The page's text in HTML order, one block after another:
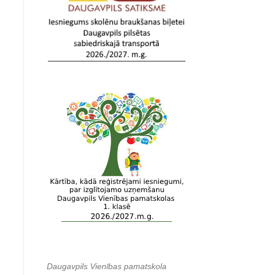
Daugavpils Vienības pamatskola